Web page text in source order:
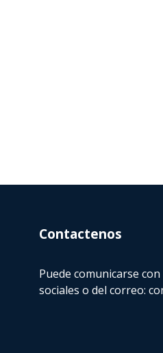
Contactenos
Puede comunicarse
sociales o del correo: